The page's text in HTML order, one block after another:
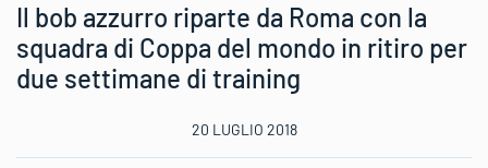
Il bob azzurro riparte da Roma con la
squadra di Coppa del mondo in ritiro per
due settimane di training
20 LUGLIO 2018